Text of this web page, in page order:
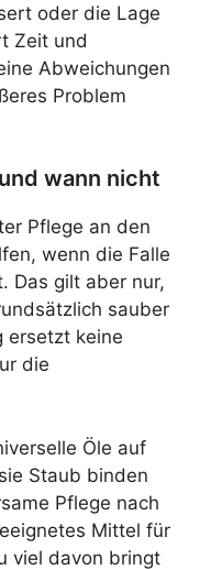
oder die Lage
Zeit und
Abweichungen
Problem
wann nicht
Pflege an den
wenn die Falle
Das gilt aber nur,
sauber
ersetzt keine
die
Öle auf
Staub binden
Pflege nach
Mittel für
viel davon bringt